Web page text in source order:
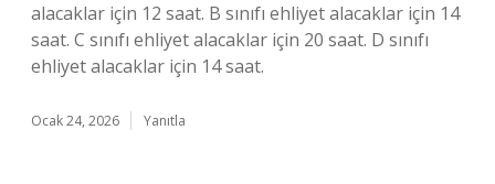
alacaklar için 12 saat. B sınıfı ehliyet alacaklar için 14
saat. C sınıfı ehliyet alacaklar için 20 saat. D sınıfı
ehliyet alacaklar için 14 saat.
Ocak 24, 2026 Yanıtla